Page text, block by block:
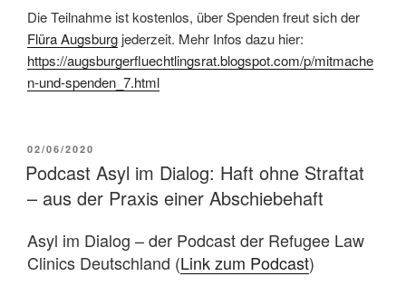
Die Teilnahme ist kostenlos, über Spenden freut sich der
Flüra Augsburg jederzeit. Mehr Infos dazu hier:
https://augsburgerfluechtlingsrat.blogspot.com/p/mitmache
n-und-spenden_7.html
02/06/2020
Podcast Asyl im Dialog: Haft ohne Straftat
– aus der Praxis einer Abschiebehaft
Asyl im Dialog – der Podcast der Refugee Law
Clinics Deutschland (Link zum Podcast)